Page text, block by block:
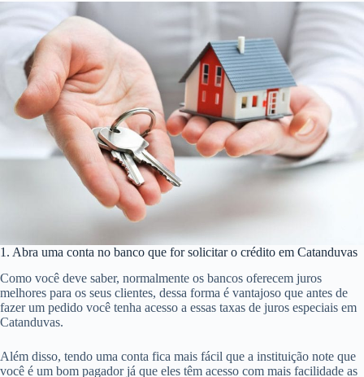
1. Abra uma conta no banco que for solicitar o crédito em Catanduvas
Como você deve saber, normalmente os bancos oferecem juros
melhores para os seus clientes, dessa forma é vantajoso que antes de
fazer um pedido você tenha acesso a essas taxas de juros especiais em
Catanduvas.
Além disso, tendo uma conta fica mais fácil que a instituição note que
você é um bom pagador já que eles têm acesso com mais facilidade as